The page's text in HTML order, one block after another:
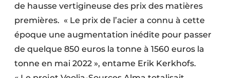
de hausse vertigineuse des prix des matières
premières. « Le prix de l’acier a connu à cette
époque une augmentation inédite pour passer
de quelque 850 euros la tonne à 1560 euros la
tonne en mai 2022 », entame Erik Kerkhofs.